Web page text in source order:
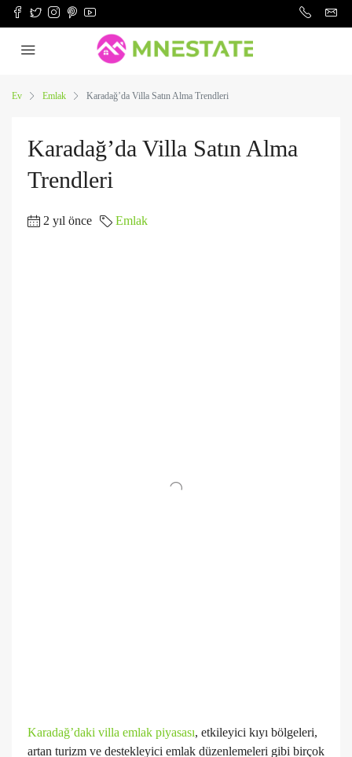
Ev Emlak Karadağ’da Villa Satın Alma Trendleri
Karadağ’da Villa Satın Alma
Trendleri
2 yıl önce Emlak
Karadağ’daki villa emlak piyasası, etkileyici kıyı bölgeleri,
artan turizm ve destekleyici emlak düzenlemeleri gibi birçok